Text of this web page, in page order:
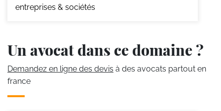
entreprises & sociétés
Un avocat dans ce domaine ?
Demandez en ligne des devis à des avocats partout en
france